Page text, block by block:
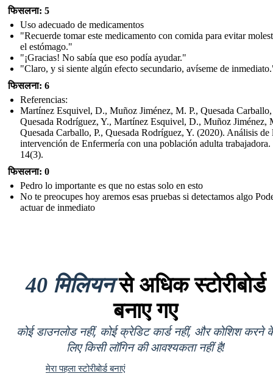
फिसलना: 5
Uso adecuado de medicamentos
"Recuerde tomar este medicamento con comida para evitar
el estómago."
"¡Gracias! No sabía que eso podía ayudar."
"Claro, y si siente algún efecto secundario, avíseme de
फिसलना: 6
Referencias:
Martínez Esquivel, D., Muñoz Jiménez, M. P., Quesada Carballo,
Quesada Rodríguez, Y., Martínez Esquivel, D., Muñoz Jiménez,
Quesada Carballo, P., Quesada Rodríguez, Y. (2020). Análisis de
intervención de Enfermería con una población adulta trabajadora.
14(3).
फिसलना: 0
Pedro lo importante es que no estas solo en esto
No te preocupes hoy aremos esas pruebas si detectamos algo
actuar de inmediato
40 मिलियनसे अधिक स्टोरीबोर्ड
बनाए गए
कोई डाउनलोड नहीं, कोई क्रेडिट कार्ड नहीं, और कोशिश करने
लिए किसी लॉगिन की आवश्यकता नहीं है!
मेरा पहला स्टोरीबोर्ड बनाएं